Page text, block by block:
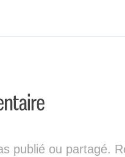
publié ou partagé.